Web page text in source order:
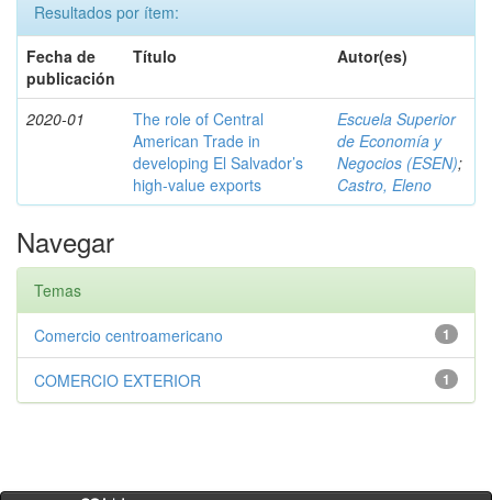
Resultados por ítem:
Fecha de
publicación
Título Autor(es)
2020-01
The role of Central
American Trade in
developing El Salvador’s
high-value exports
Escuela Superior
de Economía y
Negocios (ESEN);
Castro, Eleno
Navegar
Temas
1
Comercio centroamericano
1
COMERCIO EXTERIOR